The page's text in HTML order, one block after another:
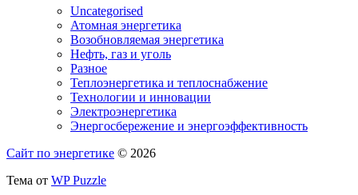
Uncategorised
Атомная энергетика
Возобновляемая энергетика
Нефть, газ и уголь
Разное
Теплоэнергетика и теплоснабжение
Технологии и инновации
Электроэнергетика
Энергосбережение и энергоэффективность
Сайт по энергетике © 2026
Тема от WP Puzzle